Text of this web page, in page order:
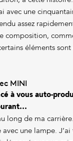
avec une
assez
composition,
éléments sont
MINI
à vous auto-
long de ma
avec une lampe.